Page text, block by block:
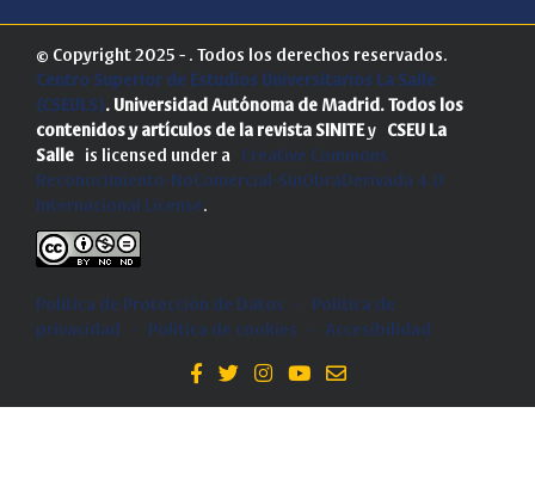
© Copyright 2025 - . Todos los derechos reservados.
Centro Superior de Estudios Universitarios La Salle
(CSEULS). Universidad Autónoma de Madrid. Todos los
contenidos y artículos de la revista SINITEy CSEU La
Salle is licensed under a Creative Commons
Reconocimiento-NoComercial-SinObraDerivada 4.0
Internacional License.
Política de Protección de Datos -
Politica de
privacidad
- Política de cookies - Accesibilidad